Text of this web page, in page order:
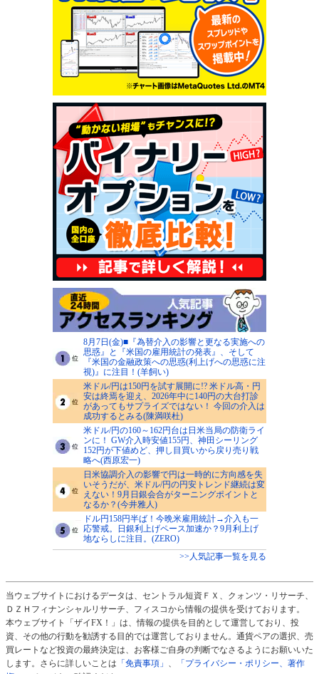
8月7日(金)■『為替介入の影響と更なる実施への
思惑』と『米国の雇用統計の発表』、そして
『米国の金融政策への思惑(利上げへの思惑に注
視)』に注目！(羊飼い)
米ドル/円は150円を試す展開に!? 米ドル高・円
安は終焉を迎え、2026年中に140円の大台打診
があってもサプライズではない！ 今回の介入は
成功するとみる(陳満咲杜)
米ドル/円の160～162円台は日米当局の防衛ライ
ンに！ GW介入時安値155円、神田シーリング
152円が下値めど、押し目買いから戻り売り戦
略へ(西原宏一)
日米協調介入の影響で円は一時的に方向感を失
いそうだが、米ドル/円の円安トレンド継続は変
えない！9月日銀会合がターニングポイントと
なるか？(今井雅人)
ドル円158円半ば！今晩米雇用統計→介入も一
応警戒。日銀利上げペース加速か？9月利上げ
地ならしに注目。(ZERO)
>>人気記事一覧を見る
当ウェブサイトにおけるデータは、セントラル短資ＦＸ、クォンツ・リサーチ、
ＤＺＨフィナンシャルリサーチ、フィスコから情報の提供を受けております。
本ウェブサイト「ザイFX！」は、情報の提供を目的として運営しており、投
資、その他の行動を勧誘する目的では運営しておりません。通貨ペアの選択、売
買レートなど投資の最終決定は、お客様ご自身の判断でなさるようにお願いいた
します。さらに詳しいことは 「免責事項」
「プライバシー・ポリシー、著作